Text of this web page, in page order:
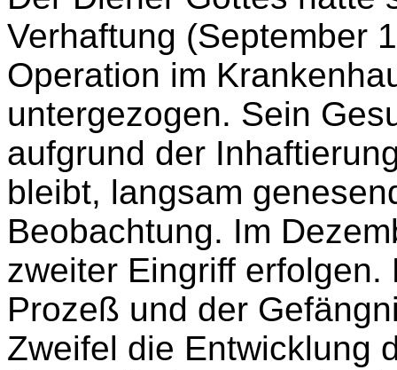
Verhaftung (September
Operation im
untergezogen. Sein
aufgrund der
bleibt, langsam
Beobachtung. Im
zweiter Eingriff
Prozeß und der
Zweifel die Entwicklung